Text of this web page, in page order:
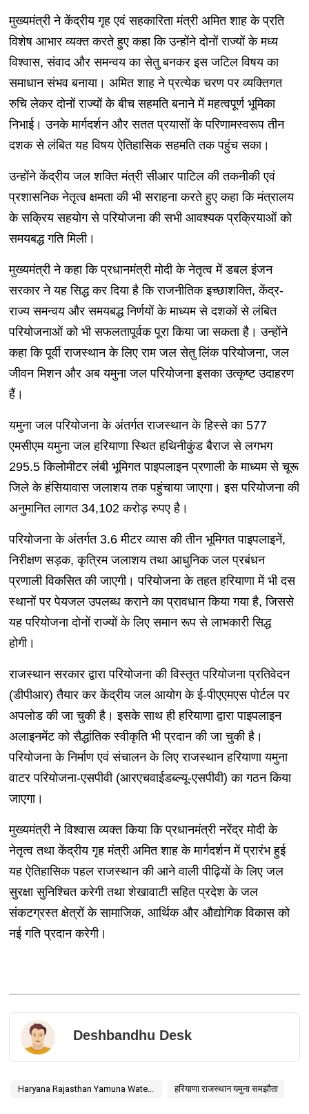
मुख्यमंत्री ने केंद्रीय गृह एवं सहकारिता मंत्री अमित शाह के प्रति
विशेष आभार व्यक्त करते हुए कहा कि उन्होंने दोनों राज्यों के मध्य
विश्वास, संवाद और समन्वय का सेतु बनकर इस जटिल विषय का
समाधान संभव बनाया। अमित शाह ने प्रत्येक चरण पर व्यक्तिगत
रुचि लेकर दोनों राज्यों के बीच सहमति बनाने में महत्वपूर्ण भूमिका
निभाई। उनके मार्गदर्शन और सतत प्रयासों के परिणामस्वरूप तीन
दशक से लंबित यह विषय ऐतिहासिक सहमति तक पहुंच सका।
उन्होंने केंद्रीय जल शक्ति मंत्री सीआर पाटिल की तकनीकी एवं
प्रशासनिक नेतृत्व क्षमता की भी सराहना करते हुए कहा कि मंत्रालय
के सक्रिय सहयोग से परियोजना की सभी आवश्यक प्रक्रियाओं को
समयबद्ध गति मिली।
मुख्यमंत्री ने कहा कि प्रधानमंत्री मोदी के नेतृत्व में डबल इंजन
सरकार ने यह सिद्ध कर दिया है कि राजनीतिक इच्छाशक्ति, केंद्र-
राज्य समन्वय और समयबद्ध निर्णयों के माध्यम से दशकों से लंबित
परियोजनाओं को भी सफलतापूर्वक पूरा किया जा सकता है। उन्होंने
कहा कि पूर्वी राजस्थान के लिए राम जल सेतु लिंक परियोजना, जल
जीवन मिशन और अब यमुना जल परियोजना इसका उत्कृष्ट उदाहरण
हैं।
यमुना जल परियोजना के अंतर्गत राजस्थान के हिस्से का 577
एमसीएम यमुना जल हरियाणा स्थित हथिनीकुंड बैराज से लगभग
295.5 किलोमीटर लंबी भूमिगत पाइपलाइन प्रणाली के माध्यम से चूरू
जिले के हंसियावास जलाशय तक पहुंचाया जाएगा। इस परियोजना की
अनुमानित लागत 34,102 करोड़ रुपए है।
परियोजना के अंतर्गत 3.6 मीटर व्यास की तीन भूमिगत पाइपलाइनें,
निरीक्षण सड़क, कृत्रिम जलाशय तथा आधुनिक जल प्रबंधन
प्रणाली विकसित की जाएगी। परियोजना के तहत हरियाणा में भी दस
स्थानों पर पेयजल उपलब्ध कराने का प्रावधान किया गया है, जिससे
यह परियोजना दोनों राज्यों के लिए समान रूप से लाभकारी सिद्ध
होगी।
राजस्थान सरकार द्वारा परियोजना की विस्तृत परियोजना प्रतिवेदन
(डीपीआर) तैयार कर केंद्रीय जल आयोग के ई-पीएएमएस पोर्टल पर
अपलोड की जा चुकी है। इसके साथ ही हरियाणा द्वारा पाइपलाइन
अलाइनमेंट को सैद्धांतिक स्वीकृति भी प्रदान की जा चुकी है।
परियोजना के निर्माण एवं संचालन के लिए राजस्थान हरियाणा यमुना
वाटर परियोजना-एसपीवी (आरएचवाईडब्ल्यू-एसपीवी) का गठन किया
जाएगा।
मुख्यमंत्री ने विश्वास व्यक्त किया कि प्रधानमंत्री नरेंद्र मोदी के
नेतृत्व तथा केंद्रीय गृह मंत्री अमित शाह के मार्गदर्शन में प्रारंभ हुई
यह ऐतिहासिक पहल राजस्थान की आने वाली पीढ़ियों के लिए जल
सुरक्षा सुनिश्चित करेगी तथा शेखावाटी सहित प्रदेश के जल
संकटग्रस्त क्षेत्रों के सामाजिक, आर्थिक और औद्योगिक विकास को
नई गति प्रदान करेगी।
Deshbandhu Desk
Haryana Rajasthan Yamuna Water Agreement हरियाणा राजस्थान यमुना समझौता